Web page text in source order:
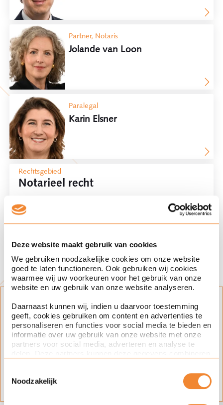
Deze website maakt gebruik van cookies
We gebruiken noodzakelijke cookies om onze website
goed te laten functioneren. Ook gebruiken wij cookies
waarmee wij uw voorkeuren voor het gebruik van onze
website en uw gebruik van onze website analyseren.
Daarnaast kunnen wij, indien u daarvoor toestemming
geeft, cookies gebruiken om content en advertenties te
personaliseren en functies voor social media te bieden en
informatie over uw gebruik van onze website met onze
partners voor social media, adverteren en analyse te
ze hebben verzameld op basis van uw gebruik van hun
services. Met de schuifknoppen in deze cookiebanner
kunt u aangeven of u bezwaar heeft tegen de inzet van
Noodzakelijk
Partner, Notaris
Jolande van Loon
Paralegal
Karin Elsner
Rechtsgebied
Notarieel recht
Deel dit artikel
Blijf op de hoogte
Klik op het plusje en schrijf je in voor
updates over dit onderwerp.
Expertise(s)
notarieel recht